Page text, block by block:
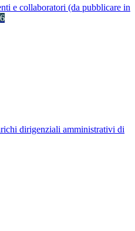
e collaboratori (da pubblicare in
6
dirigenziali amministrativi di